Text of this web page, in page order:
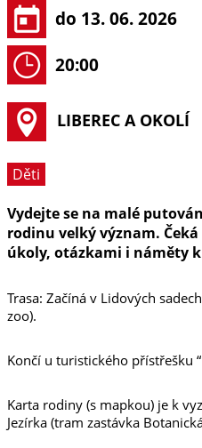
do 13. 06. 2026
20:00
LIBEREC A OKOLÍ
Děti
Vydejte se na malé
rodinu velký význam.
úkoly, otázkami i náměty
Trasa: Začíná v Lidových
zoo).
Končí u turistického přístřešku
Karta rodiny (s mapkou) je k
Jezírka (tram zastávka